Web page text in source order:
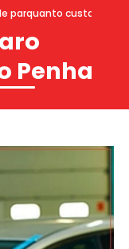
parabrisa
quanto custa
Penha